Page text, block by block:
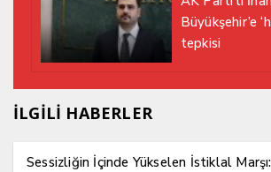
Büyükşehir’e
tepkisi
İLGİLİ HABERLER
Sessizliğin İçinde Yükselen İstiklal